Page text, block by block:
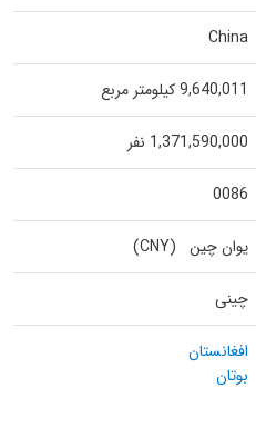
China
9,640,011 کیلومتر مربع
1,371,590,000 نفر
0086
یوان چین (CNY)
چینی
افغانستان
بوتان